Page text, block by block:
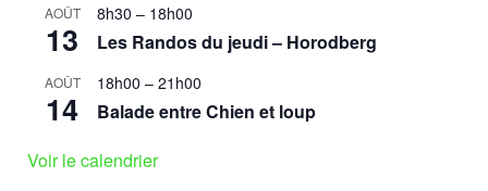
AOÛT
13
8h30 – 18h00
Les Randos du jeudi – Horodberg
AOÛT
14
18h00 – 21h00
Balade entre Chien et loup
Voir le calendrier